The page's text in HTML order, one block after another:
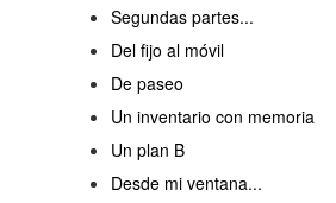
Segundas partes...
Del fijo al móvil
De paseo
Un inventario con memoria
Un plan B
Desde mi ventana...